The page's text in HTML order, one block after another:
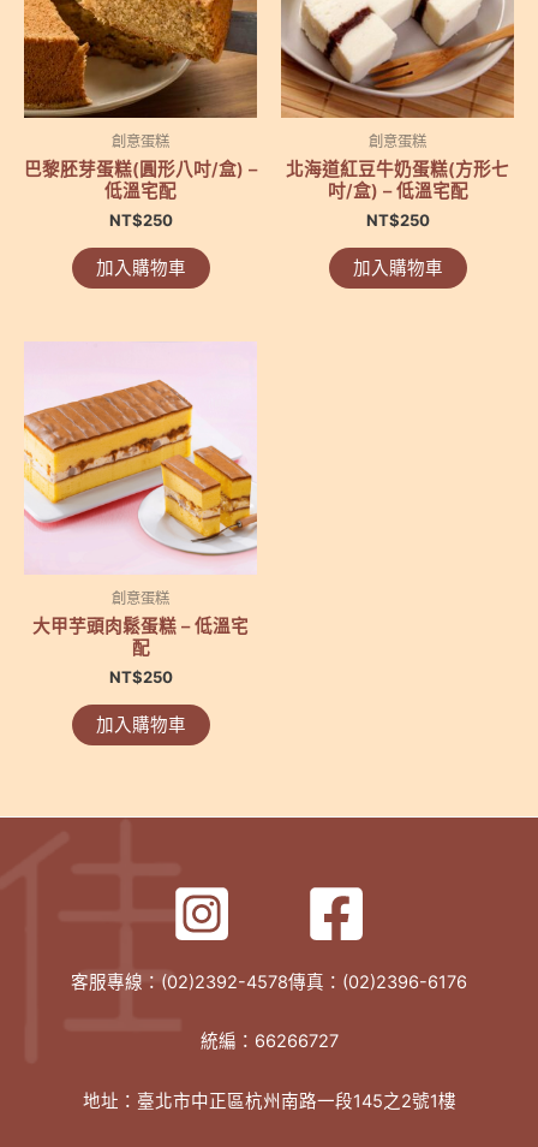
創意蛋糕
巴黎胚芽蛋糕(圓形八吋/盒) –
低溫宅配
NT$250
加入購物車
創意蛋糕
北海道紅豆牛奶蛋糕(方形七
吋/盒) – 低溫宅配
NT$250
加入購物車
創意蛋糕
大甲芋頭肉鬆蛋糕 – 低溫宅
配
NT$250
加入購物車
客服專線：(02)2392-4578傳真：(02)2396-6176
統編：66266727
地址：臺北市中正區杭州南路一段145之2號1樓